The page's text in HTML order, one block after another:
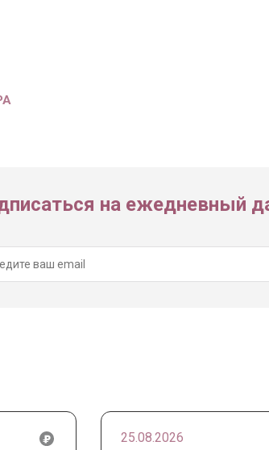
на ежедневный
25.08.2026